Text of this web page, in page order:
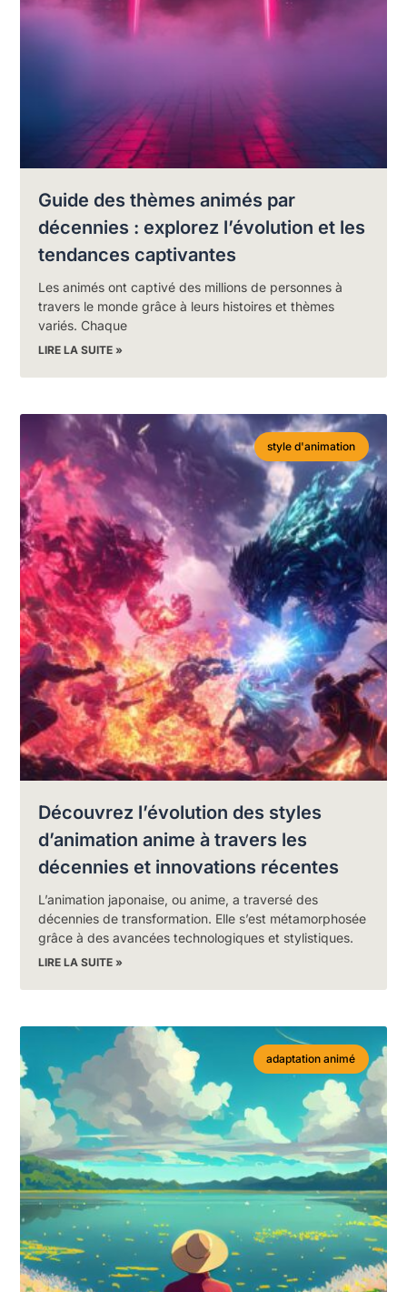
Guide des thèmes animés par
décennies : explorez l’évolution et les
tendances captivantes
Les animés ont captivé des millions de personnes à
travers le monde grâce à leurs histoires et thèmes
variés. Chaque
LIRE LA SUITE »
style d'animation
Découvrez l’évolution des styles
d’animation anime à travers les
décennies et innovations récentes
L’animation japonaise, ou anime, a traversé des
décennies de transformation. Elle s’est métamorphosée
grâce à des avancées technologiques et stylistiques.
LIRE LA SUITE »
adaptation animé